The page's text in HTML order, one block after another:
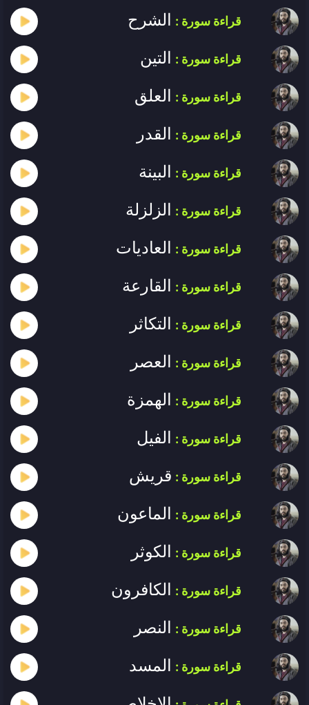
قراءة سورة : الشرح
قراءة سورة : التين
قراءة سورة : العلق
قراءة سورة : القدر
قراءة سورة : البينة
قراءة سورة : الزلزلة
قراءة سورة : العاديات
قراءة سورة : القارعة
قراءة سورة : التكاثر
قراءة سورة : العصر
قراءة سورة : الهمزة
قراءة سورة : الفيل
قراءة سورة : قريش
قراءة سورة : الماعون
قراءة سورة : الكوثر
قراءة سورة : الكافرون
قراءة سورة : النصر
قراءة سورة : المسد